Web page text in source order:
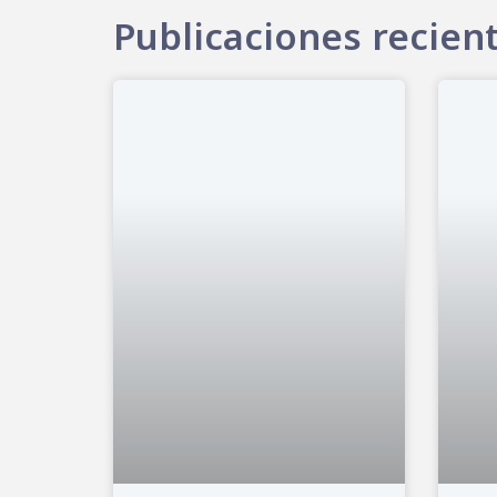
Publicaciones